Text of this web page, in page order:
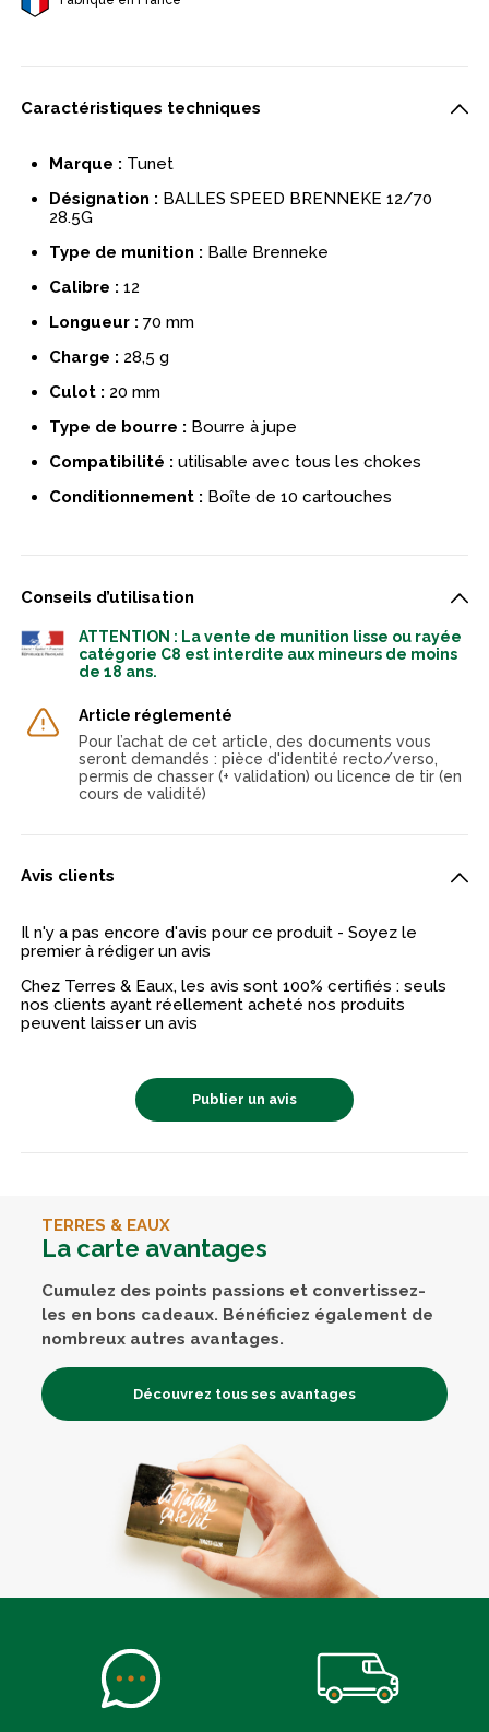
Caractéristiques techniques
Marque : Tunet
Désignation : BALLES SPEED BRENNEKE 12/70
28.5G
Type de munition : Balle Brenneke
Calibre : 12
Longueur : 70 mm
Charge : 28,5 g
Culot : 20 mm
Type de bourre : Bourre à jupe
Compatibilité : utilisable avec tous les chokes
Conditionnement : Boîte de 10 cartouches
Conseils d’utilisation
ATTENTION : La vente de munition lisse ou rayée
catégorie C8 est interdite aux mineurs de moins
de 18 ans.
Article réglementé
Pour l’achat de cet article, des documents vous
seront demandés : pièce d'identité recto/verso,
permis de chasser (+ validation) ou licence de tir (en
cours de validité)
Avis clients
Il n'y a pas encore d'avis pour ce produit - Soyez le
premier à rédiger un avis
Chez Terres & Eaux, les avis sont 100% certifiés : seuls
nos clients ayant réellement acheté nos produits
peuvent laisser un avis
Publier un avis
TERRES & EAUX
La carte avantages
Cumulez des points passions et convertissez-
les en bons cadeaux. Bénéficiez également de
nombreux autres avantages.
Découvrez tous ses avantages